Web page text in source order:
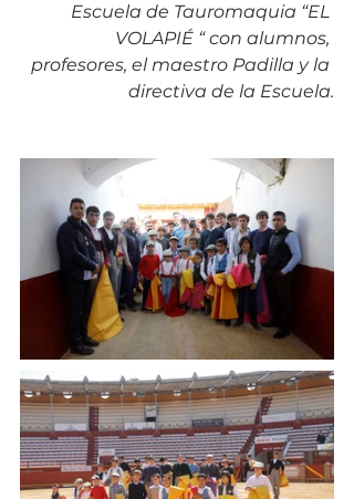
Escuela de Tauromaquia “EL
VOLAPIÉ “ con alumnos,
profesores, el maestro Padilla y la
directiva de la Escuela.